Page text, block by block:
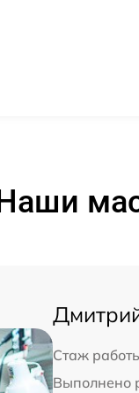
Стаж
Выполнено